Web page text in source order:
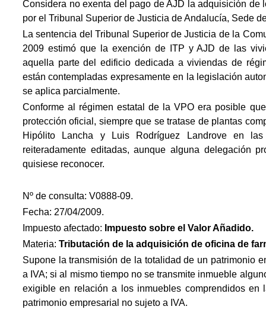
Considera no exenta del pago de AJD la adquisición de
por el Tribunal Superior de Justicia de Andalucía, Sede
La sentencia del Tribunal Superior de Justicia de la
2009 estimó que la exención de ITP y AJD de las
aquella parte del edificio dedicada a viviendas de
están contempladas expresamente en la legislación
se aplica parcialmente.
Conforme al régimen estatal de la VPO era posible
protección oficial, siempre que se tratase de plantas
Hipólito Lancha y Luis Rodríguez Landrove en
reiteradamente editadas, aunque alguna delegación
quisiese reconocer.
Nº de consulta: V0888-09.
Fecha: 27/04/2009.
Impuesto afectado: Impuesto sobre el Valor Añadido.
Materia: Tributación de la adquisición de oficina de
Supone la transmisión de la totalidad de un patrimonio
a IVA; si al mismo tiempo no se transmite inmueble
exigible en relación a los inmuebles comprendidos
patrimonio empresarial no sujeto a IVA.